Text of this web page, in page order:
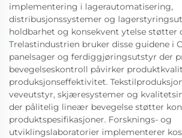
implementering i lagerautomatisering,
distribusjonssystemer og
holdbarhet og konsekvent ytelse støtter
Trelastindustrien bruker disse guidene i
panelsager og ferdiggjøringsutstyr der
bevegelseskontroll påvirker
produksjonseffektivitet.
veveutstyr, skjæresystemer og
der pålitelig lineær bevegelse støtter
produktspesifikasjoner. Forsknings- og
utviklingslaboratorier implementerer